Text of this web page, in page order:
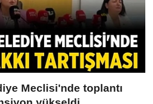
Meclisi'nde toplantı